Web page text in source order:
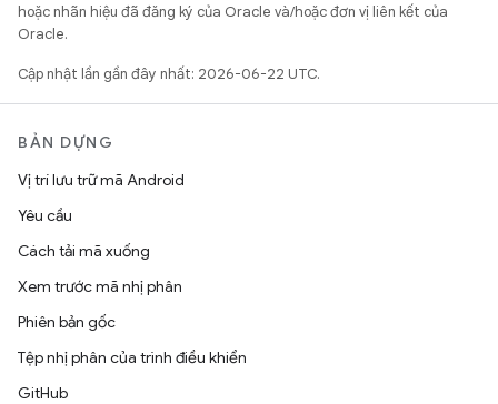
hoặc nhãn hiệu đã đăng ký của Oracle và/hoặc đơn vị liên kết của
Oracle.
Cập nhật lần gần đây nhất: 2026-06-22 UTC.
BẢN DỰNG
Vị trí lưu trữ mã Android
Yêu cầu
Cách tải mã xuống
Xem trước mã nhị phân
Phiên bản gốc
Tệp nhị phân của trình điều khiển
GitHub